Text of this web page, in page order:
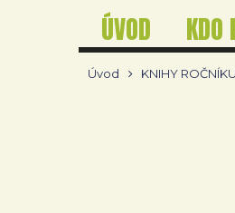
ÚVOD KDO
Úvod KNIHY